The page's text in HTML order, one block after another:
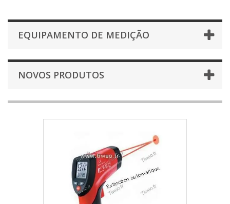
EQUIPAMENTO DE MEDIÇÃO
NOVOS PRODUTOS